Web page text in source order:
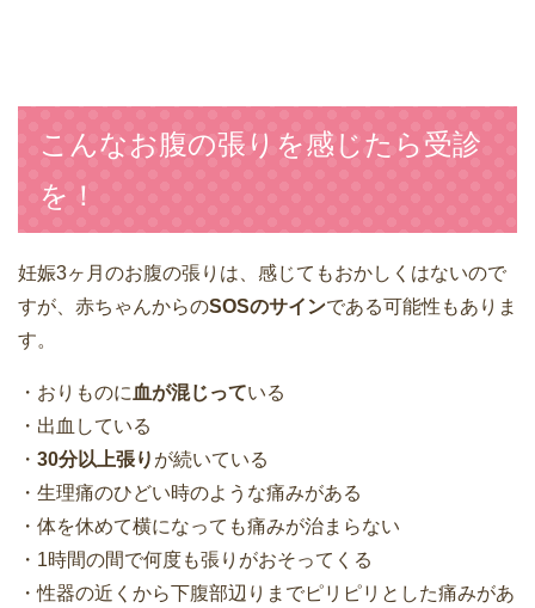
こんなお腹の張りを感じたら受診
を！
妊娠3ヶ月のお腹の張りは、感じてもおかしくはないので
すが、赤ちゃんからのSOSのサインである可能性もありま
す。
・おりものに 血が混じっている
・出血している
・ 30分以上張り が続いている
・生理痛のひどい時のような痛みがある
・体を休めて横になっても痛みが治まらない
・1時間の間で何度も張りがおそってくる
・性器の近くから下腹部辺りまでピリピリとした痛みがあ